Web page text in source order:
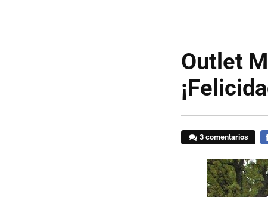
Outlet
3 comentarios